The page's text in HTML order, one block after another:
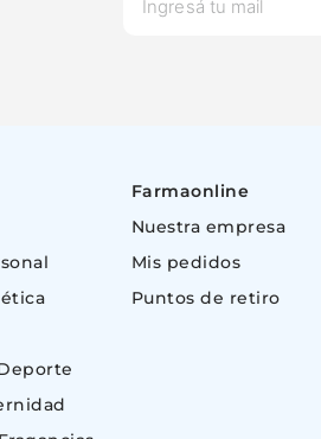
Farmaonline
Nuestra empresa
Mis pedidos
Puntos de retiro